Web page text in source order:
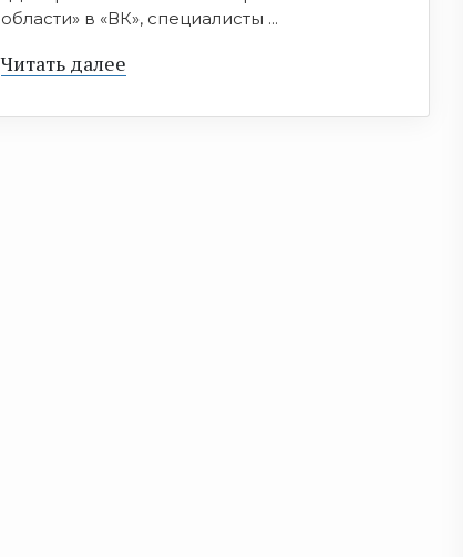
области» в «ВК», специалисты ...
Читать далее